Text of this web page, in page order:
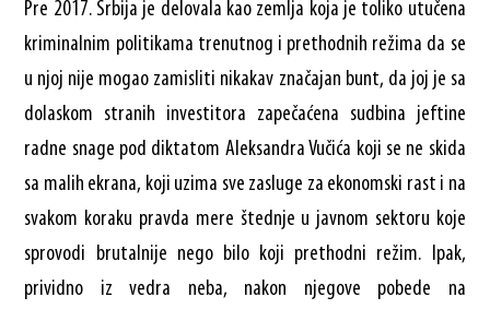
Pre 2017. Srbija je delovala kao zemlja koja je toliko utučena
kriminalnim politikama trenutnog i prethodnih režima da se
u njoj nije mogao zamisliti nikakav značajan bunt, da joj je sa
dolaskom stranih investitora zapečaćena sudbina jeftine
radne snage pod diktatom Aleksandra Vučića koji se ne skida
sa malih ekrana, koji uzima sve zasluge za ekonomski rast i na
svakom koraku pravda mere štednje u javnom sektoru koje
sprovodi brutalnije nego bilo koji prethodni režim. Ipak,
prividno iz vedra neba, nakon njegove pobede na